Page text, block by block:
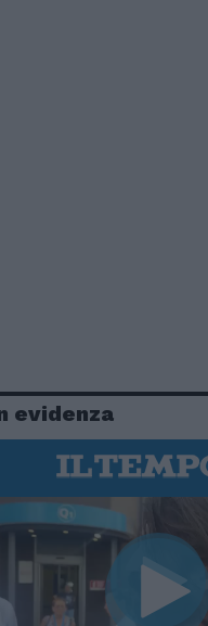
evidenza